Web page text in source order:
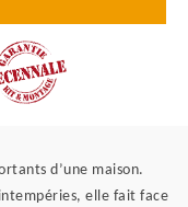
d’une maison.
elle fait face